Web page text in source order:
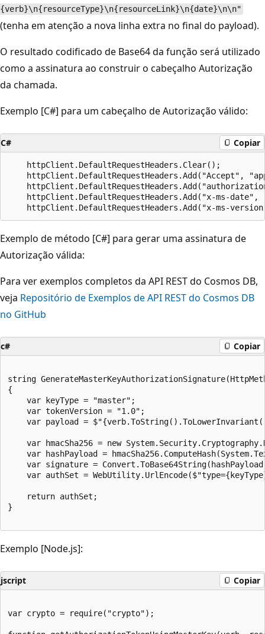
{verb}\n{resourceType}\n{resourceLink}\n{date}\n\n"
(tenha em atenção a nova linha extra no final do payload).
O resultado codificado de Base64 da função será utilizado
como a assinatura ao construir o cabeçalho Autorização
da chamada.
Exemplo [C#] para um cabeçalho de Autorização válido:
C# Copiar
    httpClient.DefaultRequestHeaders.Clear();
httpClient.DefaultRequestHeaders.Add("Accept",
httpClient.DefaultRequestHeaders.Add("x-ms-date",
Exemplo de método [C#] para gerar uma assinatura de
Autorização válida:
Para ver exemplos completos da API REST do Cosmos DB,
veja Repositório de Exemplos de API REST do Cosmos DB
no GitHub
c# Copiar
string
{
    var keyType = "master";
    var tokenVersion = "1.0";
var payload =
var hmacSha256 = new
var hashPayload =
var signature =
var authSet =
    return authSet;
}
Exemplo [Node.js]:
jscript Copiar
var crypto = require("crypto");